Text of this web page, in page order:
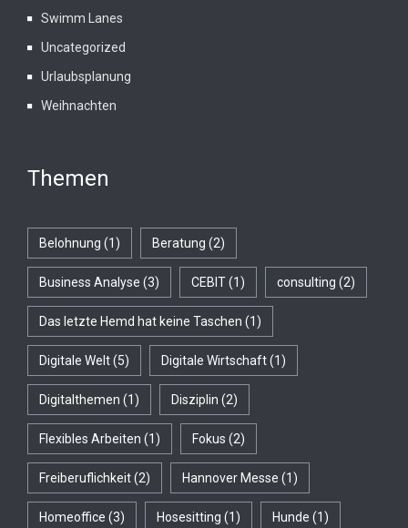
Swimm Lanes
Uncategorized
Urlaubsplanung
Weihnachten
Themen
Belohnung (1) Beratung (2)
Business Analyse (3) CEBIT(1) consulting (2)
Das letzte Hemd hat keine Taschen (1)
Digitale Welt(5) Digitale Wirtschaft(1)
Digitalthemen (1) Disziplin (2)
Flexibles Arbeiten (1) Fokus (2)
Freiberuflichkeit(2) Hannover Messe (1)
Homeoffice (3) Hosesitting (1) Hunde (1)